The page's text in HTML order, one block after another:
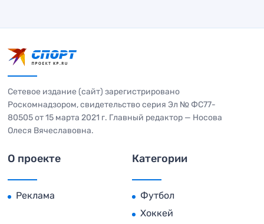
Сетевое издание (сайт) зарегистрировано
Роскомнадзором, свидетельство серия Эл № ФС77-
80505 от 15 марта 2021 г. Главный редактор — Носова
Олеся Вячеславовна.
О проекте
Реклама
Категории
Футбол
Хоккей